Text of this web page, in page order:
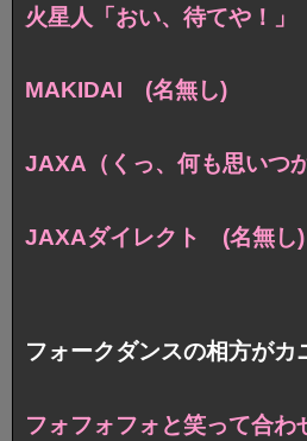
火星人「おい、待てや！
MAKIDAI (名無し)
JAXA（くっ、何も思い
JAXAダイレクト (名無し)
フォークダンスの相方がカ
フォフォフォと笑って合